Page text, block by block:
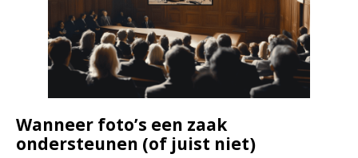
Wanneer foto’s een zaak
ondersteunen (of juist niet)